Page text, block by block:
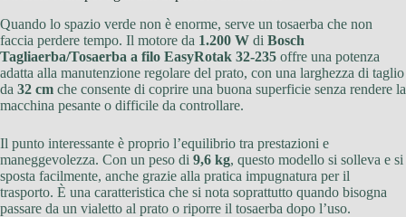
Quando lo spazio verde non è enorme, serve un tosaerba che non
faccia perdere tempo. Il motore da 1.200 W di Bosch
Tagliaerba/Tosaerba a filo EasyRotak 32-235 offre una potenza
adatta alla manutenzione regolare del prato, con una larghezza di taglio
da 32 cm che consente di coprire una buona superficie senza rendere la
macchina pesante o difficile da controllare.
Il punto interessante è proprio l’equilibrio tra prestazioni e
maneggevolezza. Con un peso di 9,6 kg, questo modello si solleva e si
sposta facilmente, anche grazie alla pratica impugnatura per il
trasporto. È una caratteristica che si nota soprattutto quando bisogna
passare da un vialetto al prato o riporre il tosaerba dopo l’uso.